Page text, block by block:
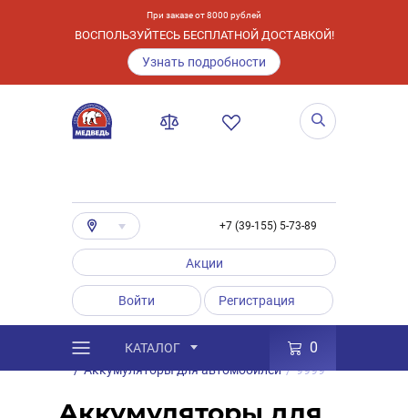
При заказе от 8000 рублей
ВОСПОЛЬЗУЙТЕСЬ БЕСПЛАТНОЙ ДОСТАВКОЙ!
Узнать подробности
+7 (39-155) 5-73-89
Акции
Войти Регистрация
КАТАЛОГ 0
Каталог / Товары
Аккумуляторы
/ Аккумуляторы для автомобилей / 9999